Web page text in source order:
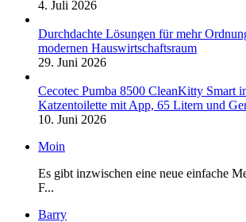
4. Juli 2026
Durchdachte Lösungen für mehr
modernen Hauswirtschaftsraum
29. Juni 2026
Cecotec Pumba 8500 CleanKitty Smart
Katzentoilette mit App, 65 Litern und
10. Juni 2026
Moin
Es gibt inzwischen eine neue einfache
F...
Barry